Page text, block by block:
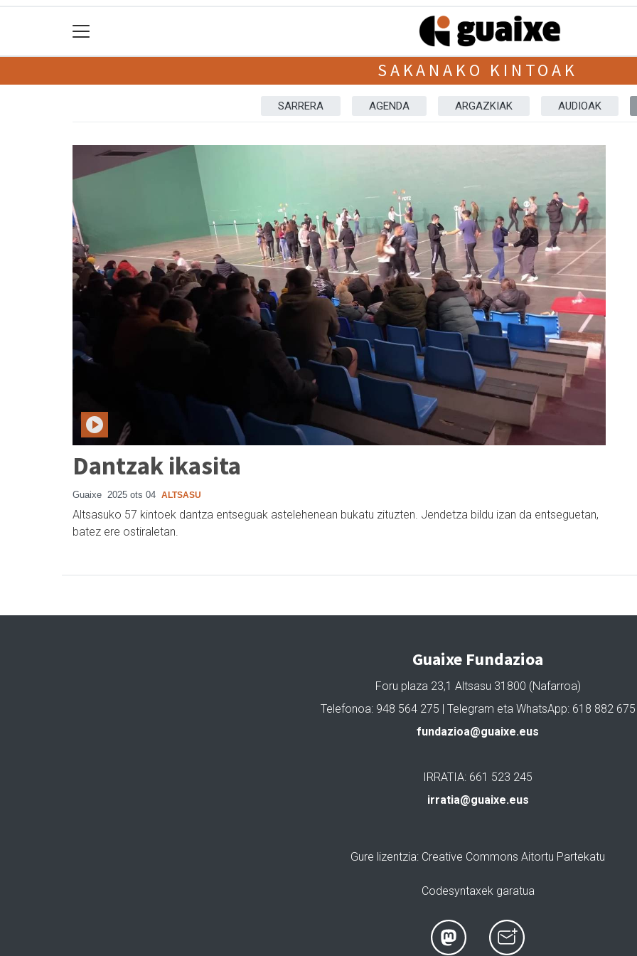
SAKANAKO KINTOAK
SARRERA AGENDA ARGAZKIAK AUDIOAK
Dantzak ikasita
Guaixe 2025 ots 04 ALTSASU
Altsasuko 57 kintoek dantza entseguak astelehenean bukatu zituzten. Jendetza bildu izan da entseguetan,
batez ere ostiraletan.
Guaixe Fundazioa
Foru plaza 23,1 Altsasu 31800 (Nafarroa)
Telefonoa: 948 564 275 | Telegram eta WhatsApp: 618 882 675
fundazioa@guaixe.eus
IRRATIA: 661 523 245
irratia@guaixe.eus
Gure lizentzia: Creative Commons Aitortu Partekatu
Codesyntaxek garatua